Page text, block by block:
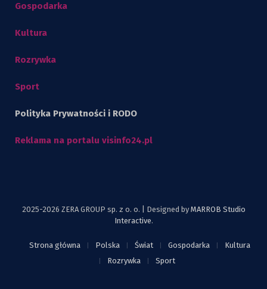
Gospodarka
Kultura
Rozrywka
Sport
Polityka Prywatności i RODO
Reklama na portalu visinfo24.pl
2025-2026 ZERA GROUP sp. z o. o. | Designed by MARROB Studio
Interactive.
Strona główna Polska Świat Gospodarka
Kultura
Rozrywka
Sport